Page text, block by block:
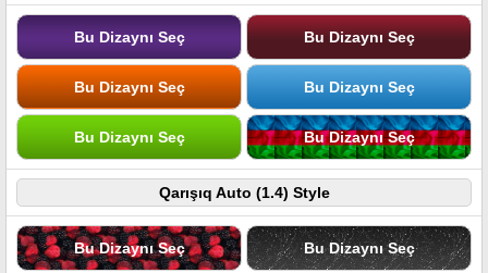
Bu Dizaynı Seç Bu Dizaynı Seç
Bu Dizaynı Seç Bu Dizaynı Seç
Bu Dizaynı Seç Bu Dizaynı Seç
Qarışıq Auto (1.4) Style
Bu Dizaynı Seç Bu Dizaynı Seç